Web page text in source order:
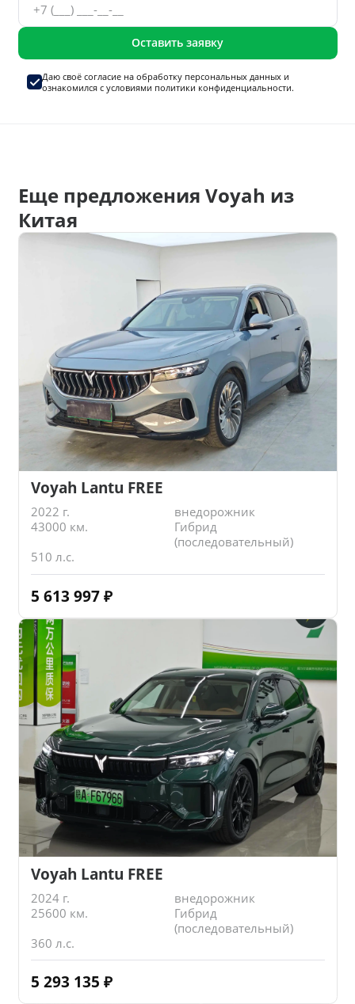
Оставить заявку
Даю своё согласие на обработку персональных данныхи
ознакомился с условиями политики конфиденциальности.
Еще предложения Voyah из
Китая
Voyah Lantu FREE
2022 г.
внедорожник
43000 км.
Гибрид
(последовательный)
510 л.с.
5 613 997 ₽
Voyah Lantu FREE
2024 г.
внедорожник
25600 км.
Гибрид
(последовательный)
360 л.с.
5 293 135 ₽